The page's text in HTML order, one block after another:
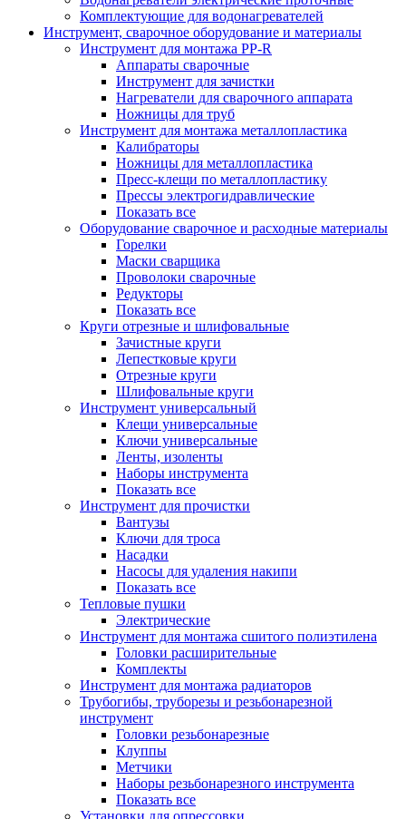
Комплектующие для водонагревателей
Инструмент, сварочное оборудование и материалы
Инструмент для монтажа PP-R
Аппараты сварочные
Инструмент для зачистки
Нагреватели для сварочного аппарата
Ножницы для труб
Инструмент для монтажа металлопластика
Калибраторы
Ножницы для металлопластика
Пресс-клещи по металлопластику
Прессы электрогидравлические
Показать все
Оборудование сварочное и расходные материалы
Горелки
Маски сварщика
Проволоки сварочные
Редукторы
Показать все
Круги отрезные и шлифовальные
Зачистные круги
Лепестковые круги
Отрезные круги
Шлифовальные круги
Инструмент универсальный
Клещи универсальные
Ключи универсальные
Ленты, изоленты
Наборы инструмента
Показать все
Инструмент для прочистки
Вантузы
Ключи для троса
Насадки
Насосы для удаления накипи
Показать все
Тепловые пушки
Электрические
Инструмент для монтажа сшитого полиэтилена
Головки расширительные
Комплекты
Инструмент для монтажа радиаторов
Трубогибы, труборезы и резьбонарезной
инструмент
Головки резьбонарезные
Клуппы
Метчики
Наборы резьбонарезного инструмента
Показать все
Установки для опрессовки